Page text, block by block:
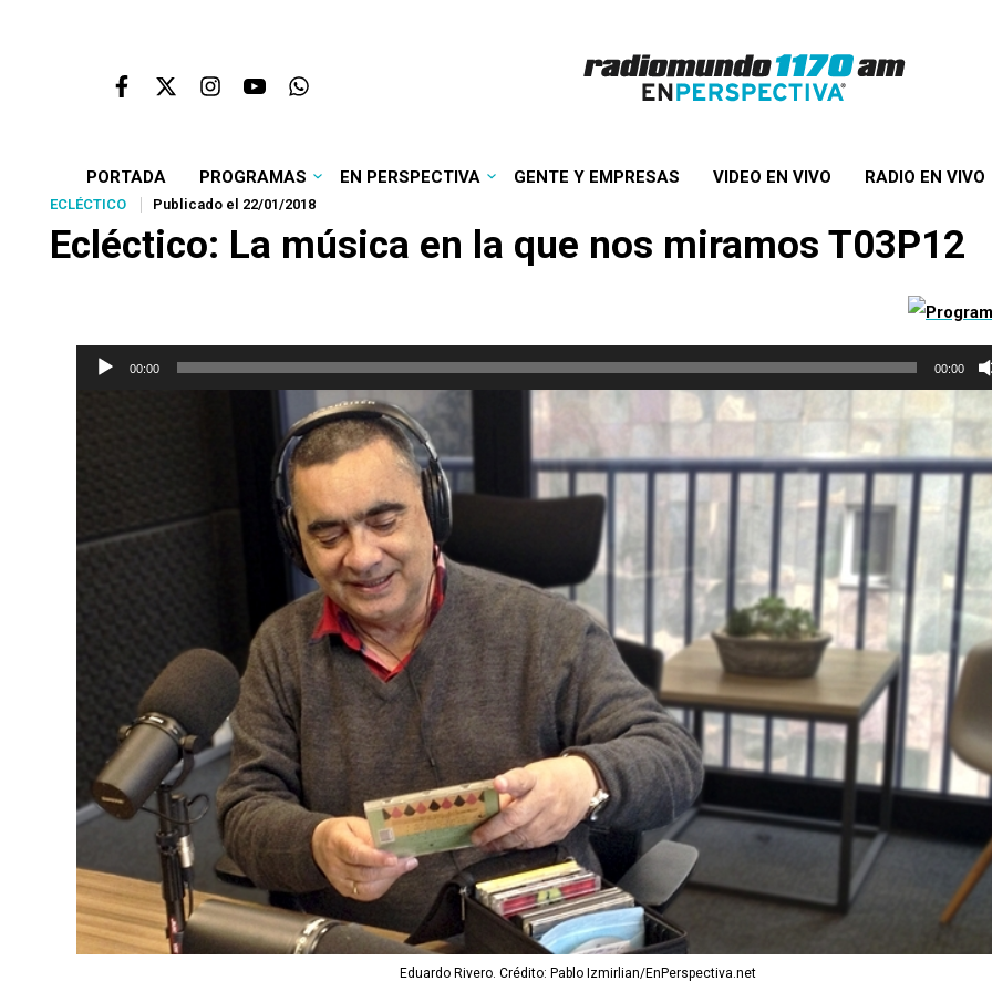
PORTADA PROGRAMAS EN PERSPECTIVA GENTE Y EMPRESAS VIDEO EN VIVO RADIO EN VIVO
ECLÉCTICO Publicado el 22/01/2018
Ecléctico: La música en la que nos miramos T03P12
Reproductor
00:00 00:00
Eduardo Rivero. Crédito: Pablo Izmirlian/EnPerspectiva.net